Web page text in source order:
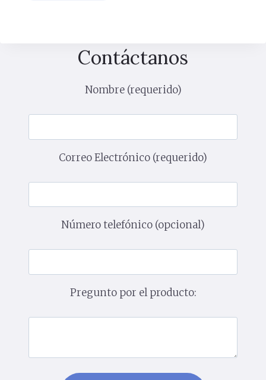
Contáctanos
Nombre (requerido)
Correo Electrónico (requerido)
Número telefónico (opcional)
Pregunto por el producto: